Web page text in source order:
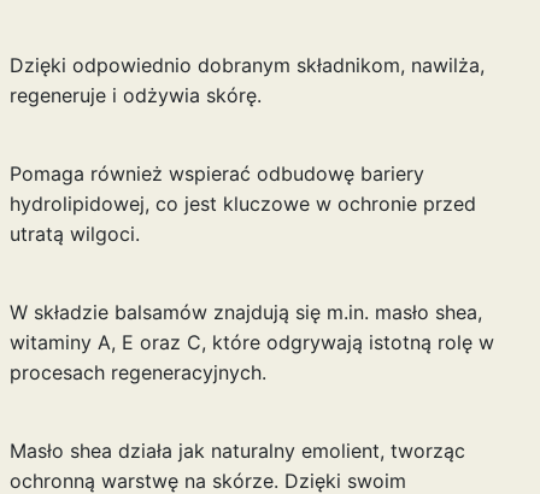
Dzięki odpowiednio dobranym składnikom, nawilża,
regeneruje i odżywia skórę.
Pomaga również wspierać odbudowę bariery
hydrolipidowej, co jest kluczowe w ochronie przed
utratą wilgoci.
W składzie balsamów znajdują się m.in. masło shea,
witaminy A, E oraz C, które odgrywają istotną rolę w
procesach regeneracyjnych.
Masło shea działa jak naturalny emolient, tworząc
ochronną warstwę na skórze. Dzięki swoim